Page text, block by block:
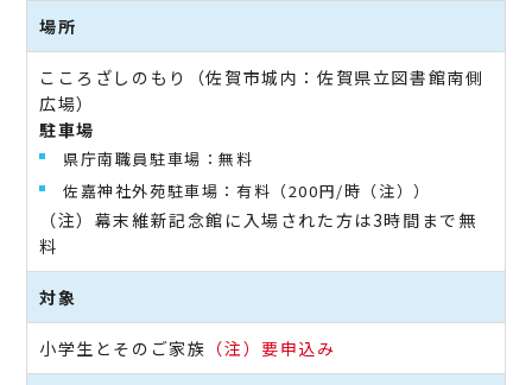
場所
こころざしのもり（佐賀市城内：佐賀県立図書館南側
広場）
駐車場
県庁南職員駐車場：無料
佐嘉神社外苑駐車場：有料（200円/時（注））
（注）幕末維新記念館に入場された方は3時間まで無
料
対象
小学生とそのご家族 （注）要申込み